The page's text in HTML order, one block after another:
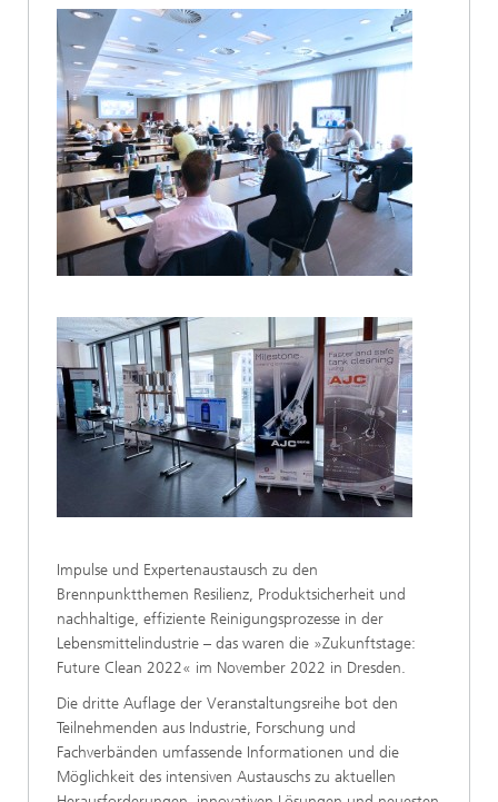
Impulse und Expertenaustausch zu den
Brennpunktthemen Resilienz, Produktsicherheit und
nachhaltige, effiziente Reinigungsprozesse in der
Lebensmittelindustrie – das waren die »Zukunftstage:
Future Clean 2022« im November 2022 in Dresden.
Die dritte Auflage der Veranstaltungsreihe bot den
Teilnehmenden aus Industrie, Forschung und
Fachverbänden umfassende Informationen und die
Möglichkeit des intensiven Austauschs zu aktuellen